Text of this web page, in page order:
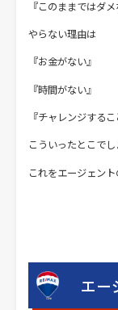
『このままではダ
やらない理由は
『お金がない』
『時間がない』
『チャレンジする
こういったとこでし
これをエージェント
エー